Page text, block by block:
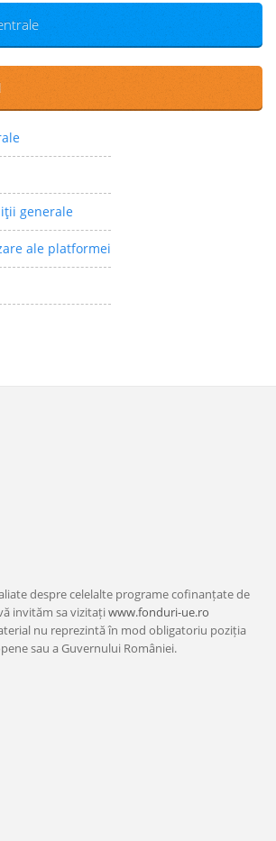
generale
ale platformei
despre celelalte programe cofinanțate de
invităm sa vizitațiwww.fonduri-ue.ro
nu reprezintă în mod obligatoriu poziția
sau a Guvernului României.